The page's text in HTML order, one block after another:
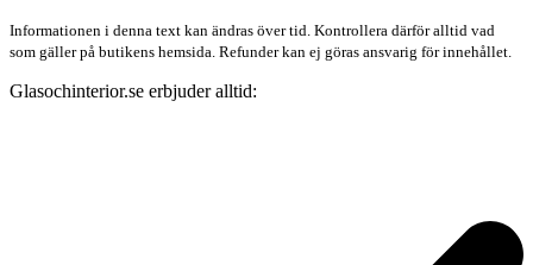
Informationen i denna text kan ändras över tid. Kontrollera därför alltid vad
som gäller på butikens hemsida. Refunder kan ej göras ansvarig för innehållet.
Glasochinterior.se erbjuder alltid: